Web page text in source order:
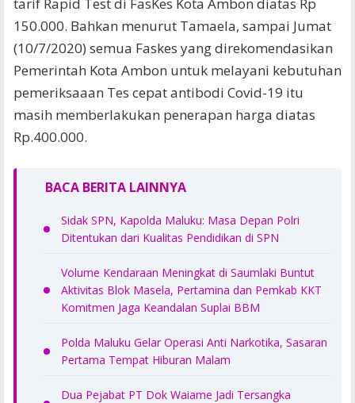
150.000. Bahkan menurut Tamaela, sampai Jumat
(10/7/2020) semua Faskes yang direkomendasikan
Pemerintah Kota Ambon untuk melayani kebutuhan
pemeriksaaan Tes cepat antibodi Covid-19 itu
masih memberlakukan penerapan harga diatas
Rp.400.000.
BACA BERITA LAINNYA
Sidak SPN, Kapolda Maluku: Masa Depan Polri
Ditentukan dari Kualitas Pendidikan di SPN
Volume Kendaraan Meningkat di Saumlaki Buntut
Aktivitas Blok Masela, Pertamina dan Pemkab KKT
Komitmen Jaga Keandalan Suplai BBM
Polda Maluku Gelar Operasi Anti Narkotika, Sasaran
Pertama Tempat Hiburan Malam
Dua Pejabat PT Dok Waiame Jadi Tersangka